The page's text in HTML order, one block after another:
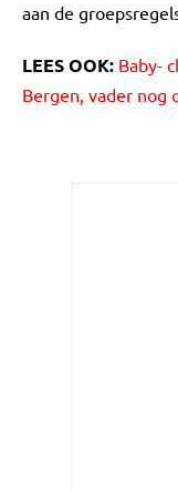
aan de
LEES OOK: Baby-
Bergen, vader nog